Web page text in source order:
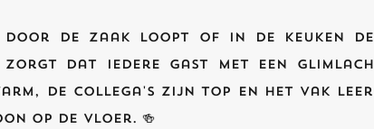
de zaak loopt of in de keuken de
dat iedere gast met een glimlach
de collega's zijn top en het vak leer
op de vloer. 🍻